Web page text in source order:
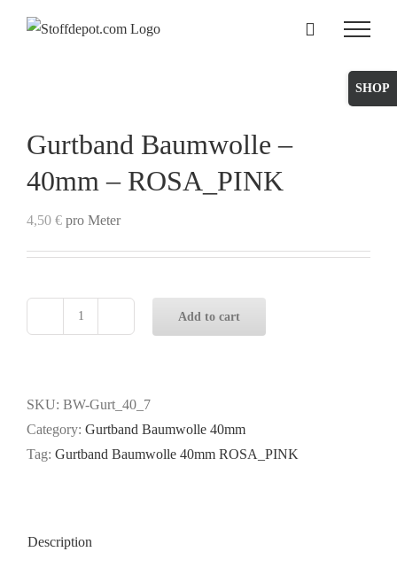
Gurtband Baumwolle –
40mm – ROSA_PINK
4,50 € pro Meter
40mm
-
ROSA_PINK
Add to cart
SKU: BW-Gurt_40_7
Category: Gurtband Baumwolle 40mm
Tag: Gurtband Baumwolle 40mm ROSA_PINK
Description
Toggle
Sliding